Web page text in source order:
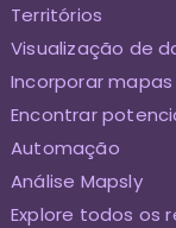
Territórios
Visualização de
Incorporar
Encontrar
Automação
Análise Mapsly
Explore todos os